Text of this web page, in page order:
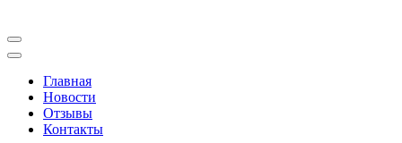
Главная
Новости
Отзывы
Контакты